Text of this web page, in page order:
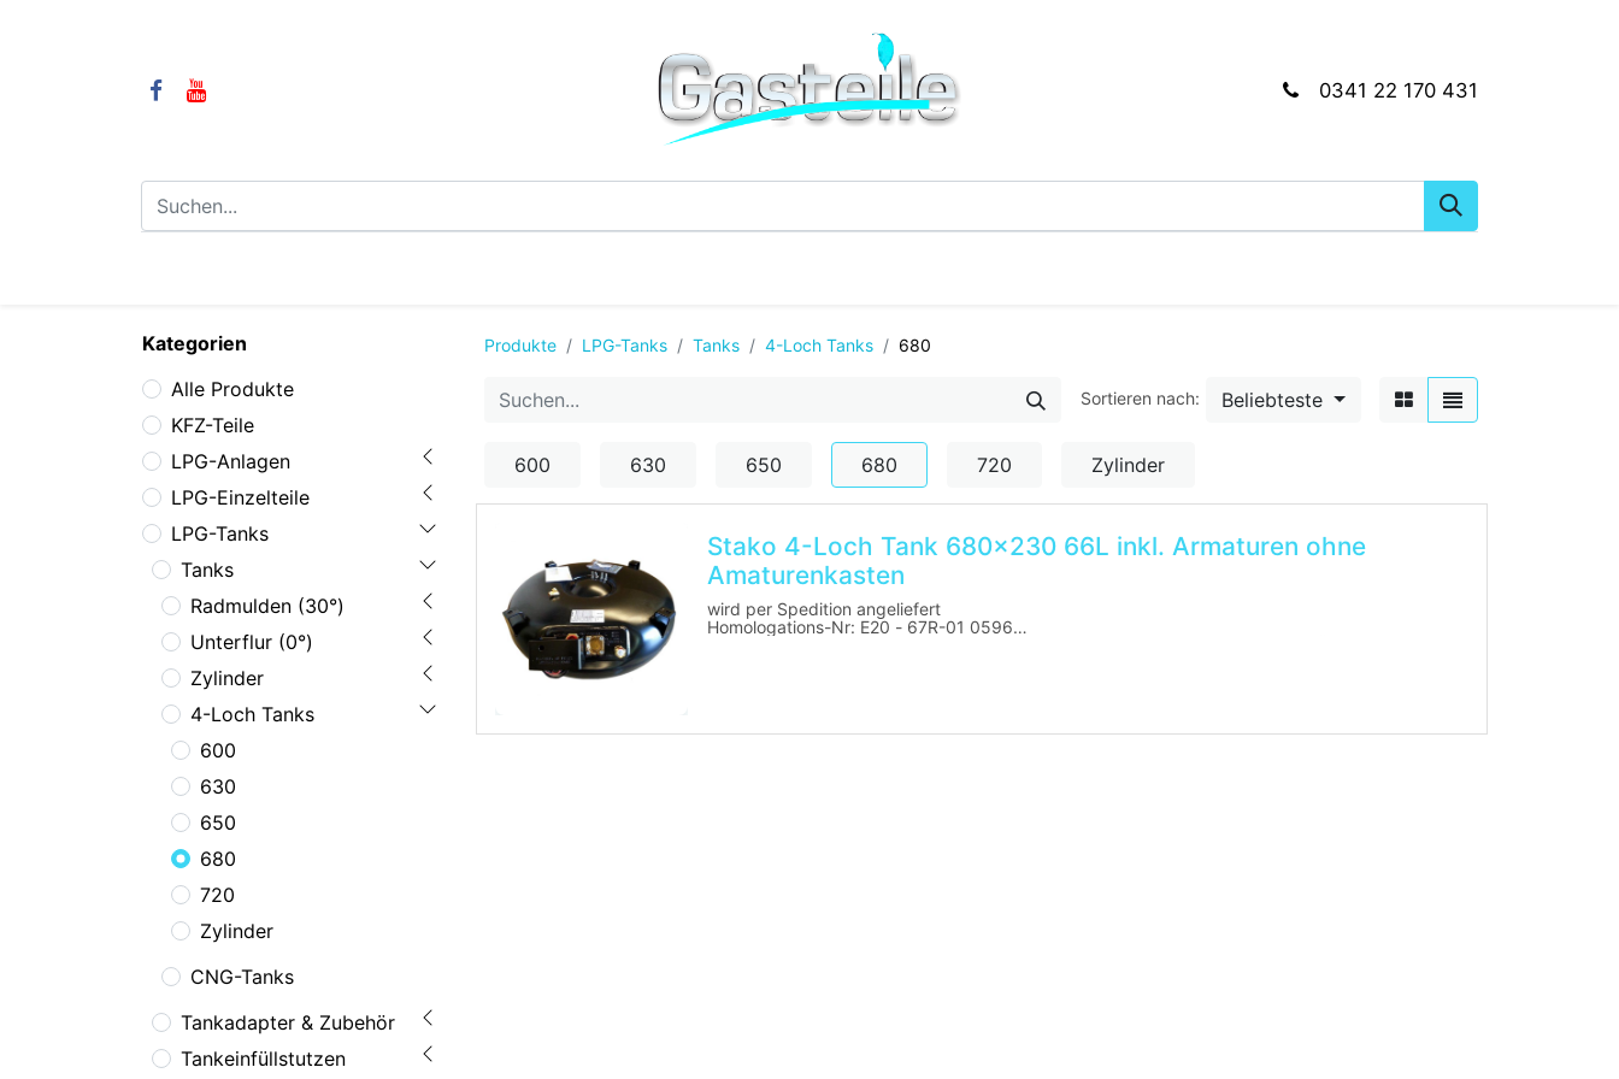
0341 22 170 431
Kategorien
Alle Produkte
KFZ-Teile
LPG-Anlagen
LPG-Einzelteile
LPG-Tanks
Tanks
Radmulden (30°)
Unterflur (0°)
Zylinder
4-Loch Tanks
600
630
650
680
720
Zylinder
CNG-Tanks
Tankadapter & Zubehör
Tankeinfüllstutzen
Produkte LPG-Tanks Tanks 4-Loch Tanks 680
Sortieren nach: Beliebteste
600 630 650 680 720 Zylinder
Stako 4-Loch Tank 680x230 66L inkl. Armaturen ohne
Amaturenkasten
wird per Spedition angeliefert
Homologations-Nr: E20 - 67R-01 0596